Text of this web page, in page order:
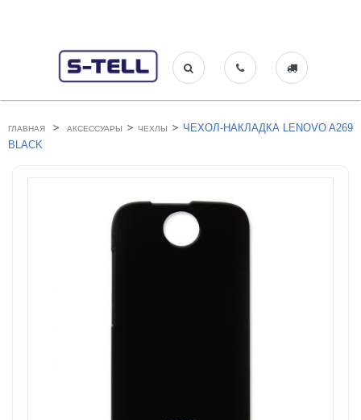
ГЛАВНАЯ > АКСЕССУАРЫ > ЧЕХЛЫ > ЧЕХОЛ-НАКЛАДКА LENOVO A269
BLACK